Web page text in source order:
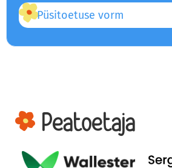
Püsitoetuse vorm
Peatoetaja